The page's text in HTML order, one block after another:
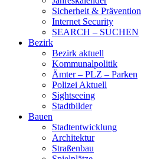
Sicherheit & Prävention
Internet Security
SEARCH – SUCHEN
Bezirk
Bezirk aktuell
Kommunalpolitik
Ämter – PLZ – Parken
Polizei Aktuell
Sightseeing
Stadtbilder
Bauen
Stadtentwicklung
Architektur
Straßenbau